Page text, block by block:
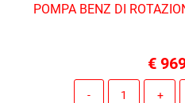
POMPA BENZ DI
€